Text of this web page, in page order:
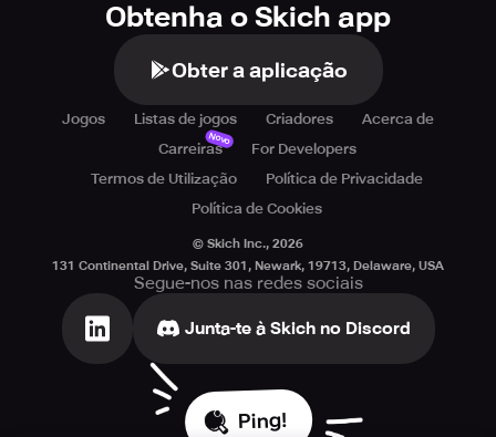
Obtenha o Skich app
Obter a aplicação
Jogos Listas de jogos Criadores
Acerca de
Carreiras
Novo
For Developers
Termos de Utilização
Política de Privacidade
Política de Cookies
© Skich Inc., 2026
131 Continental Drive, Suite 301, Newark, 19713, Delaware, USA
Segue-nos nas redes sociais
Junta-te à Skich no Discord
Ping!